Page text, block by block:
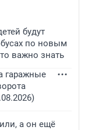
будут
по новым
важно знать
гаражные
а он ещё